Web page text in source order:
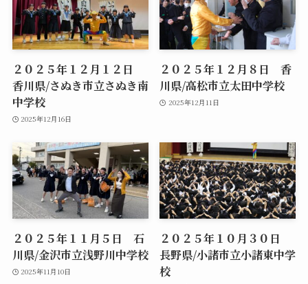
２０２５年１２月１２日
香川県/さぬき市立さぬき南
中学校
2025年12月16日
２０２５年１２月８日 香
川県/高松市立太田中学校
2025年12月11日
２０２５年１１月５日 石
川県/金沢市立浅野川中学校
2025年11月10日
２０２５年１０月３０日
長野県/小諸市立小諸東中学
校